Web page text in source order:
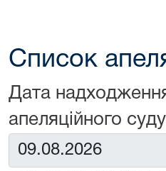
Список
Дата
апеляційного
Від: